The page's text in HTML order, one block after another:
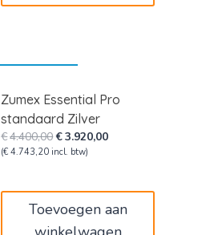
Zumex Essential Pro
standaard Zilver
€4.400,00Oorspronkelijke
prijs
€3.920,00Huidige
(€ 4.743,20 incl. btw)
Toevoegen aan